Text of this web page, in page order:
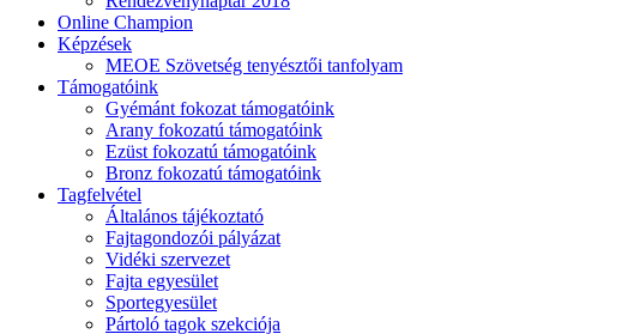
Online Champion
Képzések
MEOE Szövetség tenyésztői tanfolyam
Támogatóink
Gyémánt fokozat támogatóink
Arany fokozatú támogatóink
Ezüst fokozatú támogatóink
Bronz fokozatú támogatóink
Tagfelvétel
Általános tájékoztató
Fajtagondozói pályázat
Vidéki szervezet
Fajta egyesület
Sportegyesület
Pártoló tagok szekciója